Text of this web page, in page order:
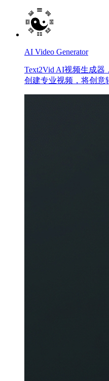
AI Video Generator
Text2Vid AI视频生成
创建专业视频，将创意